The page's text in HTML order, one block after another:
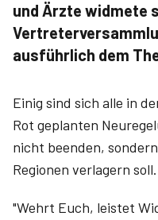
und Ärzte widmete
ausführlich dem
Einig sind sich alle in
Rot geplanten
nicht beenden,
Regionen verlagern soll.
"Wehrt Euch, leistet